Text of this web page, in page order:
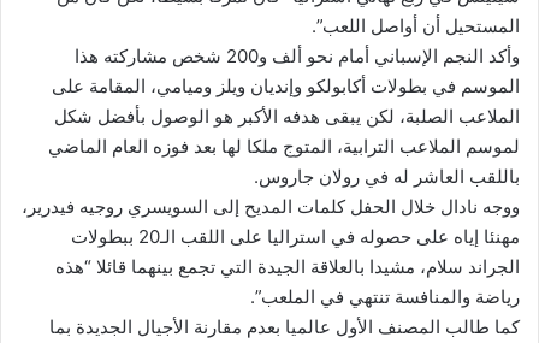
المستحيل أن أواصل اللعب”.
وأكد النجم الإسباني أمام نحو ألف و200 شخص مشاركته هذا
الموسم في بطولات أكابولكو وإنديان ويلز وميامي، المقامة على
الملاعب الصلبة، لكن يبقى هدفه الأكبر هو الوصول بأفضل شكل
لموسم الملاعب الترابية، المتوج ملكا لها بعد فوزه العام الماضي
باللقب العاشر له في رولان جاروس.
ووجه نادال خلال الحفل كلمات المديح إلى السويسري روجيه فيدرير،
مهنئا إياه على حصوله في استراليا على اللقب الـ20 ببطولات
الجراند سلام، مشيدا بالعلاقة الجيدة التي تجمع بينهما قائلا “هذه
رياضة والمنافسة تنتهي في الملعب”.
كما طالب المصنف الأول عالميا بعدم مقارنة الأجيال الجديدة بما